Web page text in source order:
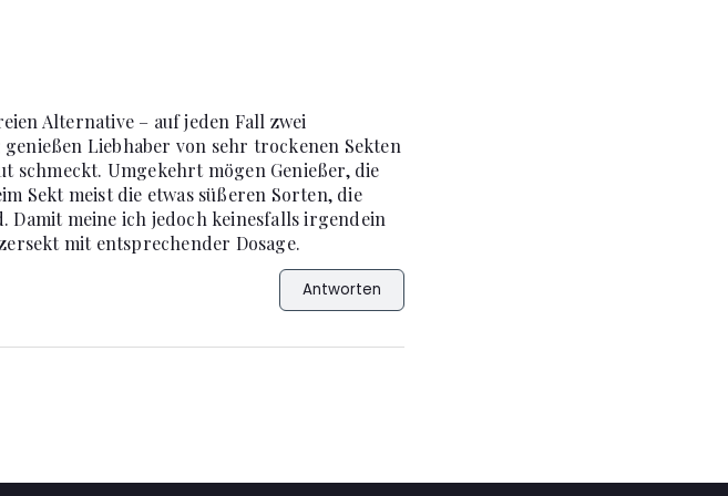
Alternative – auf jeden Fall zwei
Liebhaber von sehr trockenen Sekten
schmeckt. Umgekehrt mögen Genießer, die
Sekt meist die etwas süßeren Sorten, die
meine ich jedoch keinesfalls irgendein
mit entsprechender Dosage.
Antworten